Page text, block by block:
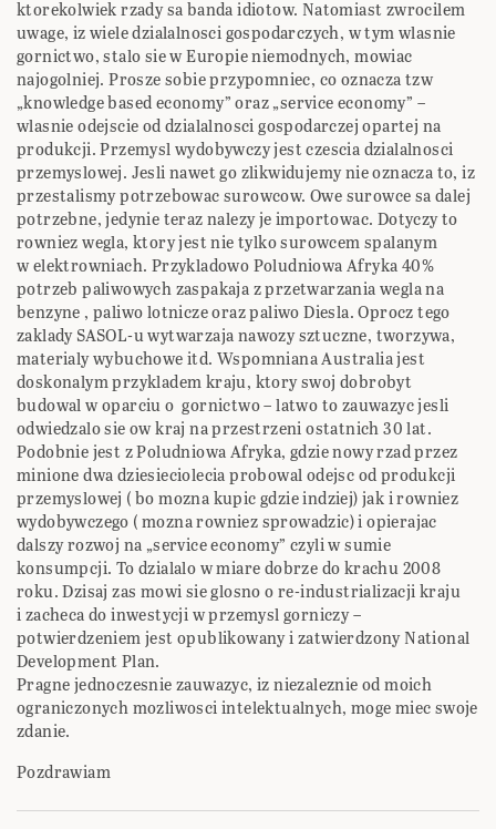
ktorekolwiek rzady sa banda idiotow. Natomiast zwrocilem
uwage, iz wiele dzialalnosci gospodarczych, w tym wlasnie
gornictwo, stalo sie w Europie niemodnych, mowiac
najogolniej. Prosze sobie przypomniec, co oznacza tzw
„knowledge based economy” oraz „service economy” –
wlasnie odejscie od dzialalnosci gospodarczej opartej na
produkcji. Przemysl wydobywczy jest czescia dzialalnosci
przemyslowej. Jesli nawet go zlikwidujemy nie oznacza to, iz
przestalismy potrzebowac surowcow. Owe surowce sa dalej
potrzebne, jedynie teraz nalezy je importowac. Dotyczy to
rowniez wegla, ktory jest nie tylko surowcem spalanym
w elektrowniach. Przykladowo Poludniowa Afryka 40%
potrzeb paliwowych zaspakaja z przetwarzania wegla na
benzyne , paliwo lotnicze oraz paliwo Diesla. Oprocz tego
zaklady SASOL-u wytwarzaja nawozy sztuczne, tworzywa,
materialy wybuchowe itd. Wspomniana Australia jest
doskonalym przykladem kraju, ktory swoj dobrobyt
budowal w oparciu o gornictwo – latwo to zauwazyc jesli
odwiedzalo sie ow kraj na przestrzeni ostatnich 30 lat.
Podobnie jest z Poludniowa Afryka, gdzie nowy rzad przez
minione dwa dziesieciolecia probowal odejsc od produkcji
przemyslowej ( bo mozna kupic gdzie indziej) jak i rowniez
wydobywczego ( mozna rowniez sprowadzic) i opierajac
dalszy rozwoj na „service economy” czyli w sumie
konsumpcji. To dzialalo w miare dobrze do krachu 2008
roku. Dzisaj zas mowi sie glosno o re-industrializacji kraju
i zacheca do inwestycji w przemysl gorniczy –
potwierdzeniem jest opublikowany i zatwierdzony National
Development Plan.
Pragne jednoczesnie zauwazyc, iz niezaleznie od moich
ograniczonych mozliwosci intelektualnych, moge miec swoje
zdanie.
Pozdrawiam